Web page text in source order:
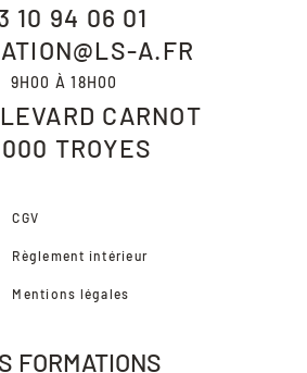
10 94 06 01
A.FR
CARNOT
TROYES
9H00 À 18H00
CGV
Règlement intérieur
Mentions légales
FORMATIONS